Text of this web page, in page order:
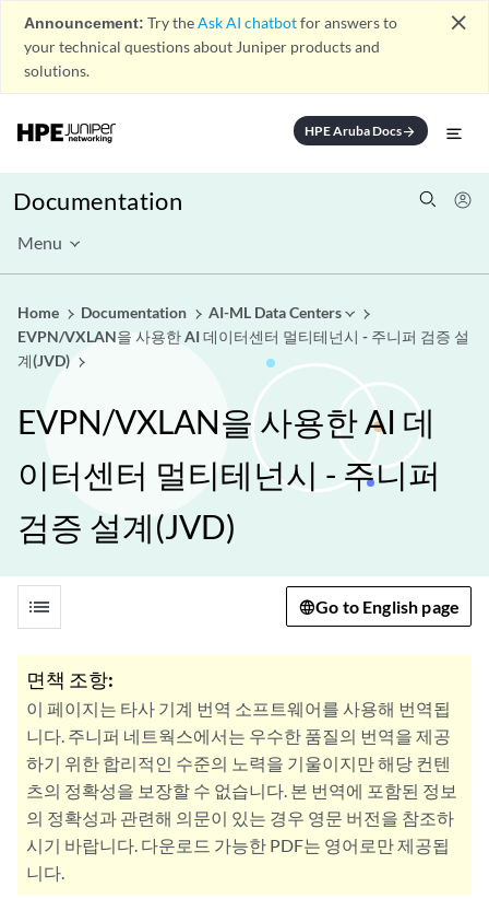
Announcement: Try theAsk AI chatbotfor answers to
your technical questions about Juniper products and
solutions.
close
HPE Aruba Docsarrow_forward
Documentation
Menu
Home Documentation
AI-ML Data Centers
EVPN/VXLAN을 사용한 AI 데이터센터 멀티테넌시 - 주니퍼 검증 설
계(JVD)
EVPN/VXLAN을 사용한 AI 데
이터센터 멀티테넌시 - 주니퍼
검증 설계(JVD)
list Go to English page
면책 조항:
이 페이지는 타사 기계 번역 소프트웨어를 사용해 번역됩
니다. 주니퍼 네트웍스에서는 우수한 품질의 번역을 제공
하기 위한 합리적인 수준의 노력을 기울이지만 해당 컨텐
츠의 정확성을 보장할 수 없습니다. 본 번역에 포함된 정보
의 정확성과 관련해 의문이 있는 경우 영문 버전을 참조하
시기 바랍니다. 다운로드 가능한 PDF는 영어로만 제공됩
니다.